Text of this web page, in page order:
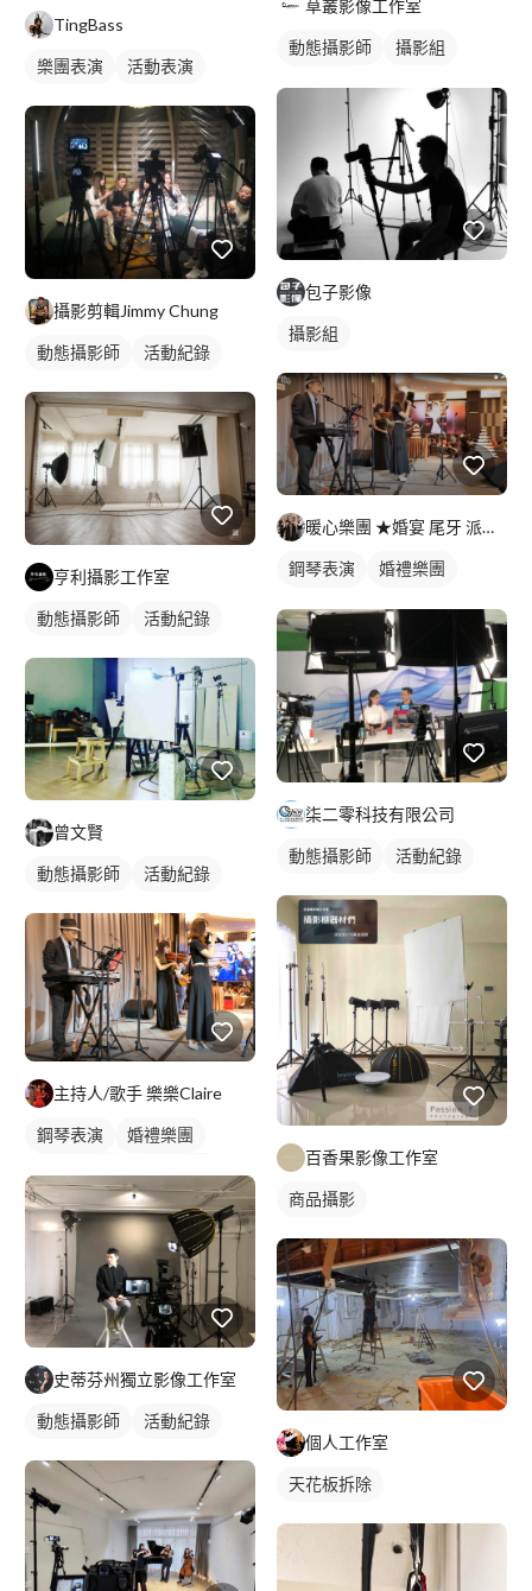
TingBass
樂團表演 活動表演
攝影剪輯Jimmy Chung
動態攝影師 活動紀錄
亨利攝影工作室
動態攝影師 活動紀錄
曾文賢
動態攝影師 活動紀錄
主持人/歌手 樂樂Claire
鋼琴表演
婚禮樂團
駐唱歌手
歌唱表演
活動主持
婚禮表演
史蒂芬州獨立影像工作室
動態攝影師 活動紀錄
草叢影像工作室
動態攝影師
攝影組
包子影像
攝影組
暖心樂團 ★婚宴 尾牙 派對 晚會★
鋼琴表演
婚禮樂團
樂團表演
活動表演
小提琴表演
婚禮歌手
駐唱歌手
歌唱表演
活動主持
柒二零科技有限公司
動態攝影師 活動紀錄
百香果影像工作室
商品攝影
個人工作室
天花板拆除